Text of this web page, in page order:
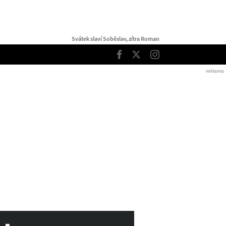
Svátek slaví Soběslav, zítra Roman
Facebook
TwitterInstagram